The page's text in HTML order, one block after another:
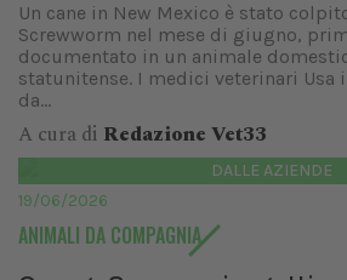
Un cane in New Mexico è stato
Screwworm nel mese di giugno,
documentato in un animale
statunitense. I medici veterinari Usa
da...
A cura di Redazione Vet33
DALLE AZIENDE
19/06/2026
ANIMALI DA COMPAGNIA